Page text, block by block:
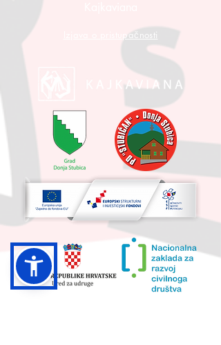
Izjava o pristupačnosti